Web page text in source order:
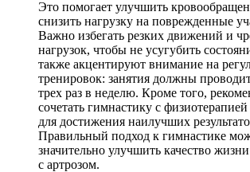
Это помогает улучшить
снизить нагрузку на поврежденные
Важно избегать резких движений и
нагрузок, чтобы не усугубить
также акцентируют внимание на
тренировок: занятия должны
трех раз в неделю. Кроме того,
сочетать гимнастику с
для достижения наилучших
Правильный подход к гимнастике
значительно улучшить качество
с артрозом.